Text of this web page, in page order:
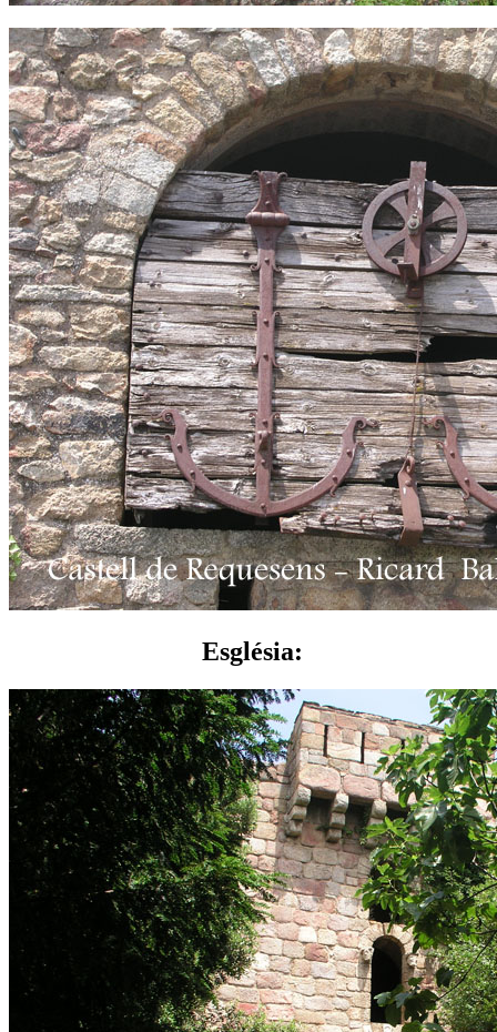
Església: